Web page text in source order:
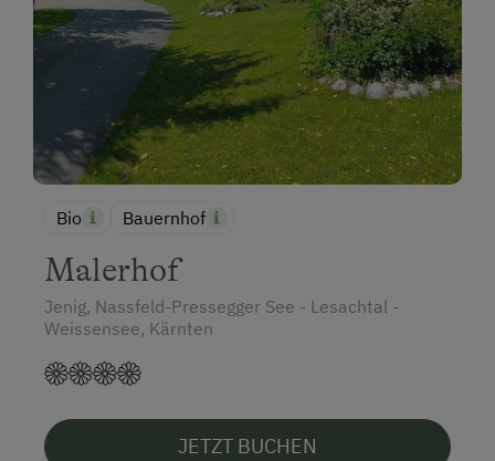
Bio Bauernhof
Malerhof
Jenig, Nassfeld-Pressegger See - Lesachtal -
Weissensee, Kärnten
JETZT BUCHEN